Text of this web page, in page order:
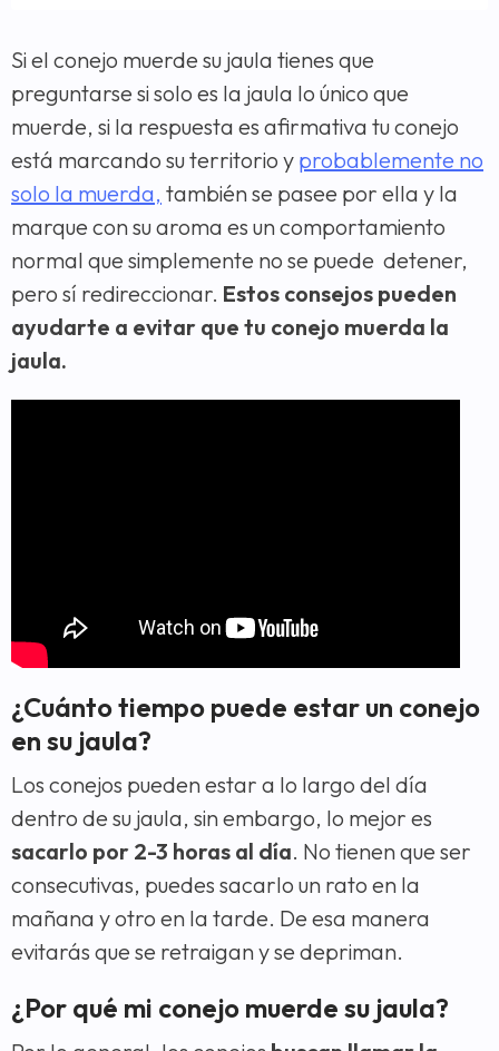
Si el conejo muerde su jaula tienes que
preguntarse si solo es la jaula lo único que
muerde, si la respuesta es afirmativa tu conejo
está marcando su territorio y probablemente no
solo la muerda, también se pasee por ella y la
marque con su aroma es un comportamiento
normal que simplemente no se puede detener,
pero sí redireccionar. Estos consejos pueden
ayudarte a evitar que tu conejo muerda la
jaula.
¿Cuánto tiempo puede estar un conejo
en su jaula?
Los conejos pueden estar a lo largo del día
dentro de su jaula, sin embargo, lo mejor es
sacarlo por 2-3 horas al día. No tienen que ser
consecutivas, puedes sacarlo un rato en la
mañana y otro en la tarde. De esa manera
evitarás que se retraigan y se depriman.
¿Por qué mi conejo muerde su jaula?